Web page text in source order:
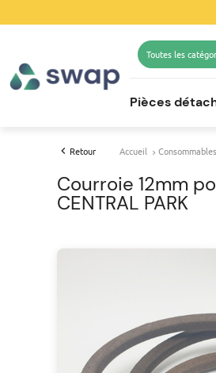
Toutes les
Pièces
Retour Accueil Consommables
Courroie 12mm
CENTRAL PARK